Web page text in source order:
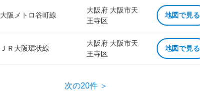
大阪メトロ谷町線
大阪府 大阪市天
王寺区
地図で見る
ＪＲ大阪環状線
大阪府 大阪市天
王寺区
地図で見る
次の20件 ＞